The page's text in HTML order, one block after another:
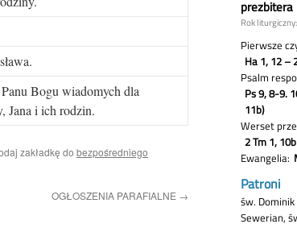
Bogu wiadomych dla
Jana i ich rodzin.
zakładkę do bezpośredniego
OGŁOSZENIA PARAFIALNE →